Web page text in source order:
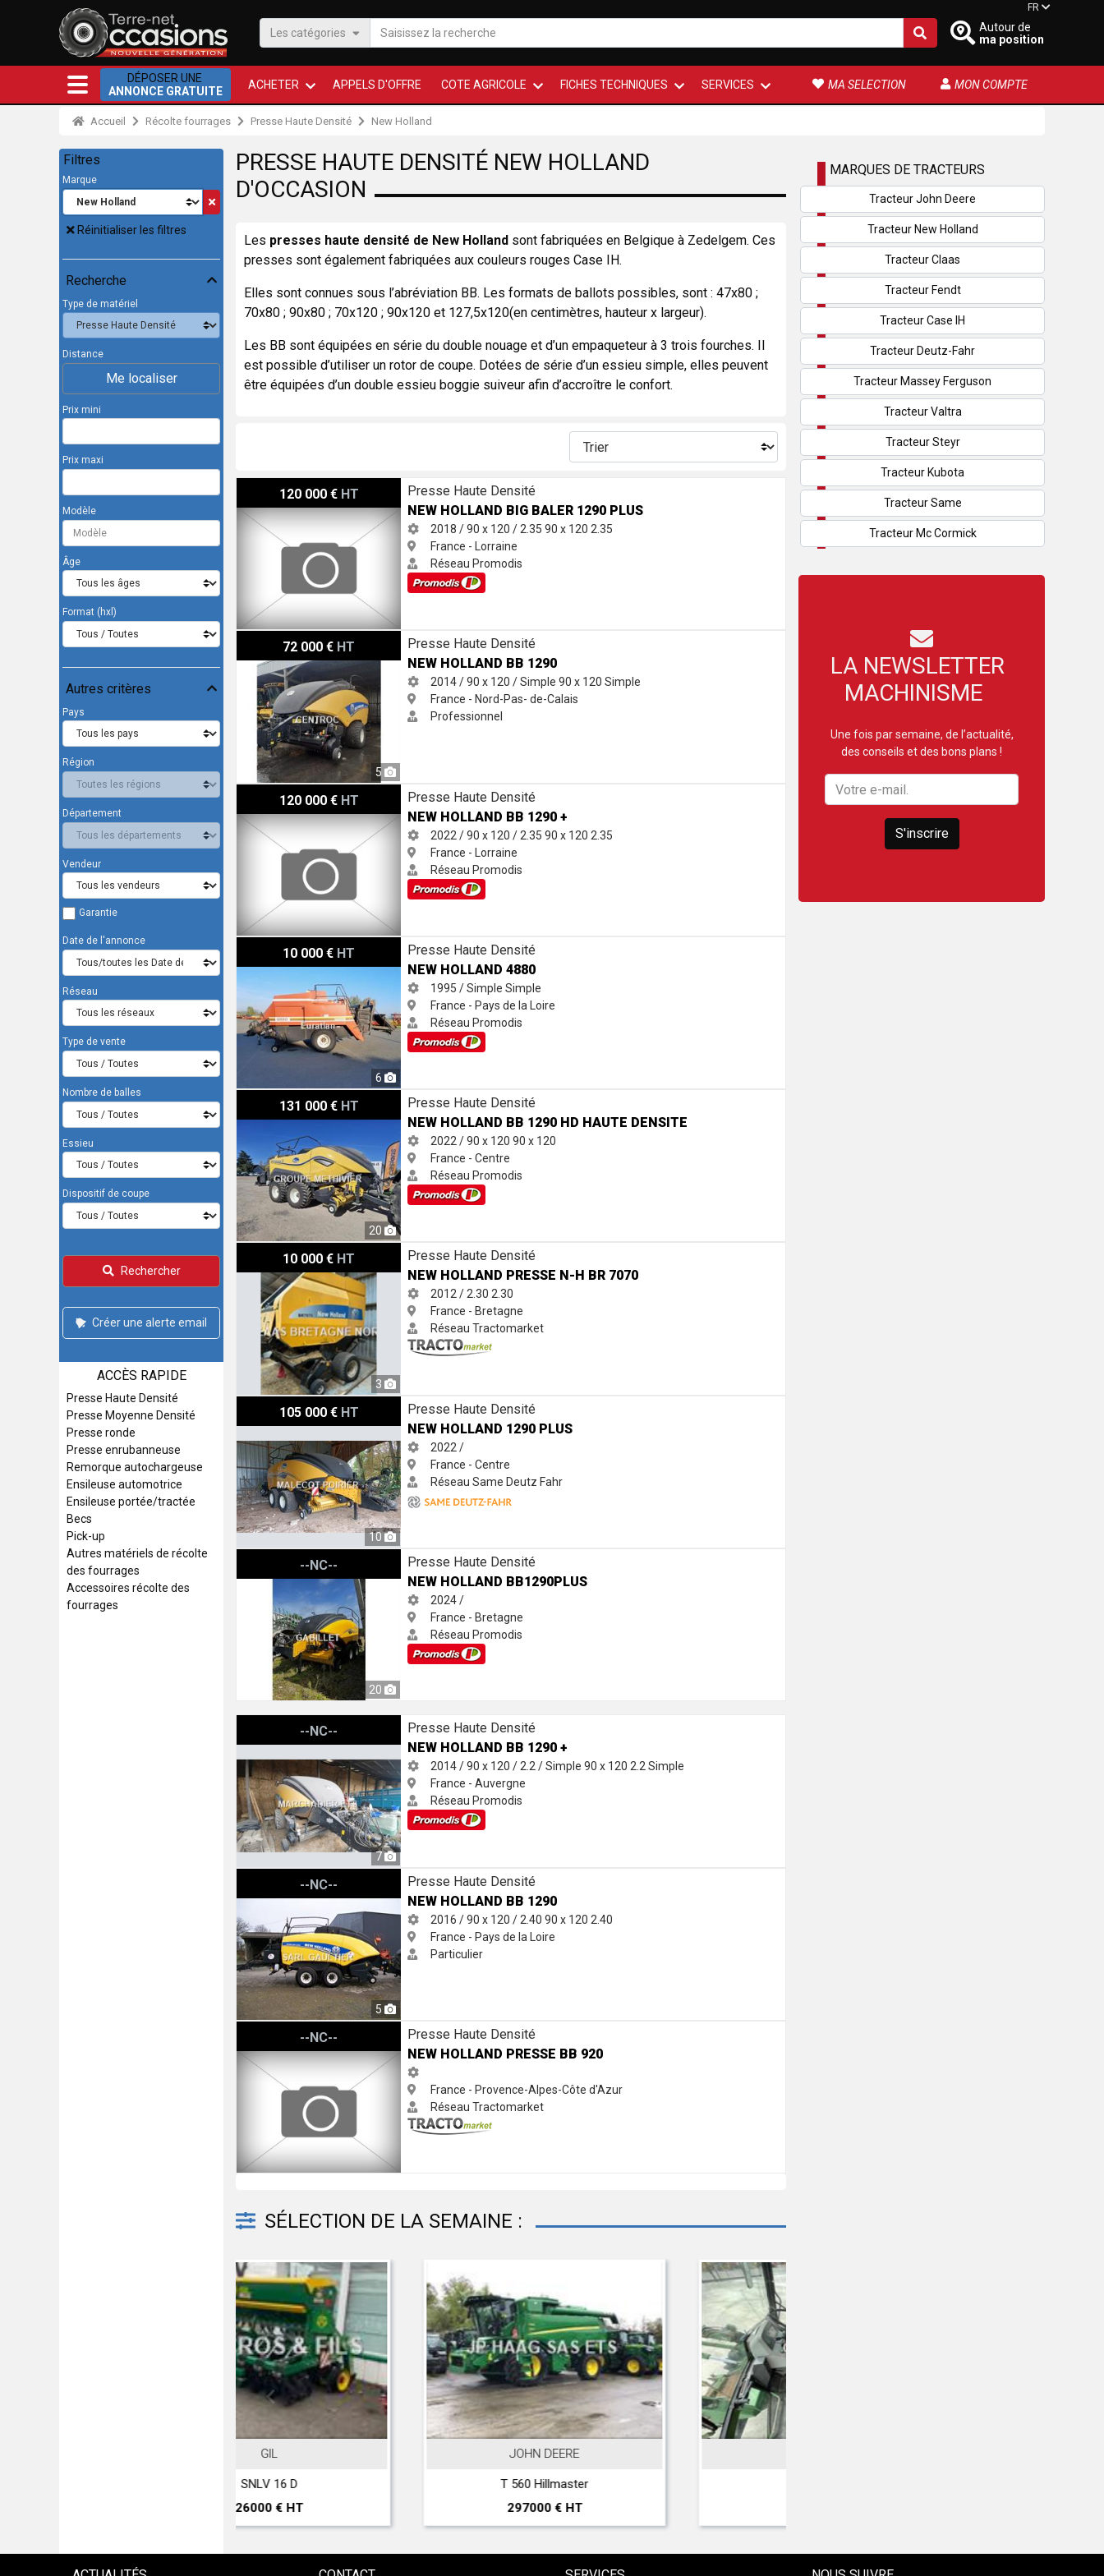
Les catégories
Autour de
ma position
FR
DÉPOSER UNE
ANNONCE GRATUITE
ACHETER APPELS D'OFFRE COTE AGRICOLE FICHES TECHNIQUES SERVICES MA SELECTION MON COMPTE
Accueil Récolte fourrages Presse Haute Densité New Holland
Filtres
Marque
Réinitialiser les filtres
Recherche
Type de matériel
Distance
Me localiser
Prix mini
Prix maxi
Modèle
Âge
Format (hxl)
Autres critères
Pays
Région
Département
Vendeur
Garantie
Date de l'annonce
Réseau
Type de vente
Nombre de balles
Essieu
Dispositif de coupe
Rechercher
Créer une alerte email
ACCÈS RAPIDE
Presse Haute Densité
Presse Moyenne Densité
Presse ronde
Presse enrubanneuse
Remorque autochargeuse
Ensileuse automotrice
Ensileuse portée/tractée
Becs
Pick-up
Autres matériels de récolte
des fourrages
Accessoires récolte des
fourrages
PRESSE HAUTE DENSITÉ NEW HOLLAND
D'OCCASION
Les presses haute densité de New Holland sont fabriquées en Belgique à Zedelgem. Ces
presses sont également fabriquées aux couleurs rouges Case IH.
Elles sont connues sous l’abréviation BB. Les formats de ballots possibles, sont : 47x80 ;
70x80 ; 90x80 ; 70x120 ; 90x120 et 127,5x120(en centimètres, hauteur x largeur).
Les BB sont équipées en série du double nouage et d’un empaqueteur à 3 trois fourches. Il
est possible d’utiliser un rotor de coupe. Dotées de série d’un essieu simple, elles peuvent
être équipées d’un double essieu boggie suiveur afin d’accroître le confort.
120 000 € HT
New Holland Big Baler 1290 plus
Presse Haute Densité
NEW HOLLAND BIG BALER 1290 PLUS
2018 / 90 x 120 / 2.3590 x 120 2.35
France - Lorraine
Réseau Promodis
72 000 € HT
5
New Holland BB 1290
Presse Haute Densité
NEW HOLLAND BB 1290
2014 / 90 x 120 / Simple90 x 120Simple
France - Nord-Pas- de-Calais
Professionnel
120 000 € HT
New Holland BB 1290 +
Presse Haute Densité
NEW HOLLAND BB 1290 +
2022 / 90 x 120 / 2.3590 x 120 2.35
France - Lorraine
Réseau Promodis
10 000 € HT
6
New Holland 4880
Presse Haute Densité
NEW HOLLAND 4880
1995 / SimpleSimple
France - Pays de la Loire
Réseau Promodis
131 000 € HT
20
New Holland BB 1290 HD Haute DensitePresse Haute Densité
NEW HOLLAND BB 1290 HD HAUTE DENSITE
2022 / 90 x 12090 x 120
France - Centre
Réseau Promodis
10 000 € HT
3
New Holland PRESSE N-H BR 7070Presse Haute Densité
NEW HOLLAND PRESSE N-H BR 7070
2012 / 2.302.30
France - Bretagne
Réseau Tractomarket
105 000 € HT
10
New Holland 1290 Plus
Presse Haute Densité
NEW HOLLAND 1290 PLUS
2022 /
France - Centre
Réseau Same Deutz Fahr
--NC--
20
New Holland BB1290PLUS
Presse Haute Densité
NEW HOLLAND BB1290PLUS
2024 /
France - Bretagne
Réseau Promodis
--NC--
7
New Holland BB 1290 +
Presse Haute Densité
NEW HOLLAND BB 1290 +
2014 / 90 x 120 / 2.2 / Simple90 x 1202.2Simple
France - Auvergne
Réseau Promodis
--NC--
5
New Holland BB 1290
Presse Haute Densité
NEW HOLLAND BB 1290
2016 / 90 x 120 / 2.4090 x 120 2.40
France - Pays de la Loire
Particulier
--NC--
New Holland PRESSE BB 920
Presse Haute Densité
NEW HOLLAND PRESSE BB 920
France - Provence-Alpes-Côte d'Azur
Réseau Tractomarket
SÉLECTION DE LA SEMAINE :
MARQUES DE TRACTEURS
Tracteur John Deere
Tracteur New Holland
Tracteur Claas
Tracteur Fendt
Tracteur Case IH
Tracteur Deutz-Fahr
Tracteur Massey Ferguson
Tracteur Valtra
Tracteur Steyr
Tracteur Kubota
Tracteur Same
Tracteur Mc Cormick
LA NEWSLETTER
MACHINISME
Une fois par semaine, de l’actualité,
des conseils et des bons plans !
S'inscrire